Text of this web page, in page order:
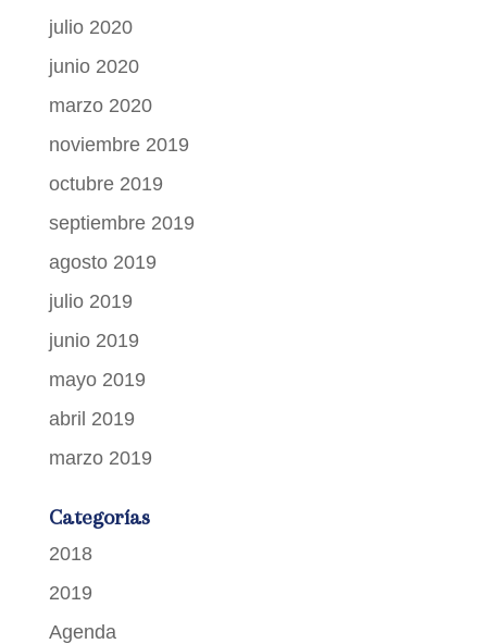
julio 2020
junio 2020
marzo 2020
noviembre 2019
octubre 2019
septiembre 2019
agosto 2019
julio 2019
junio 2019
mayo 2019
abril 2019
marzo 2019
Categorías
2018
2019
Agenda